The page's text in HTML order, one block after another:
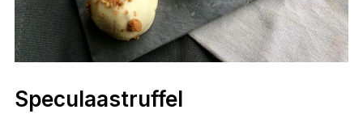
Speculaastruffel